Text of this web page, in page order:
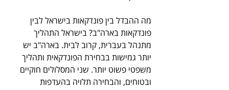
מה ההבדל בין פונדקאות בישראל לבין
פונדקאות בארה"ב? בישראל התהליך
מתנהל בעברית, קרוב לבית. בארה"ב יש
יותר גמישות בבחירת הפונדקאית ותהליך
משפטי פשוט יותר. שני המסלולים חוקיים
ובטוחים, והבחירה תלויה בהעדפות